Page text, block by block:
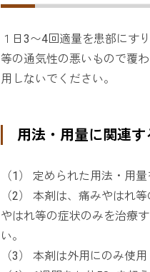
１日3〜4回適量を患部にす
等の通気性の悪いもので覆
用しないでください。
用法・用量に関連す
（1） 定められた用法・用
（2） 本剤は、痛みやはれ
やはれ等の症状のみを治療
い。
（3） 本剤は外用にのみ使